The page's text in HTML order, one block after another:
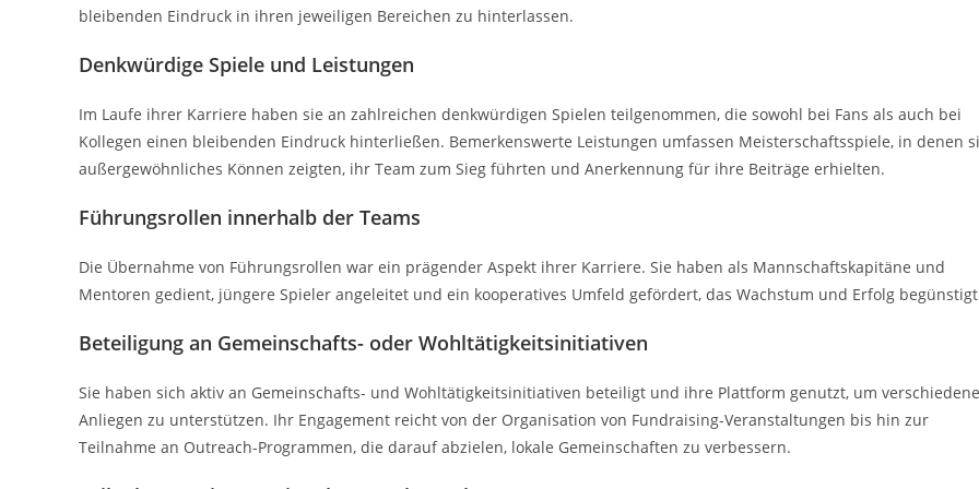
bleibenden Eindruck in ihren jeweiligen Bereichen zu hinterlassen.
Denkwürdige Spiele und Leistungen
Im Laufe ihrer Karriere haben sie an zahlreichen denkwürdigen Spielen teilgenommen, die sowohl bei Fans als auch bei
Kollegen einen bleibenden Eindruck hinterließen. Bemerkenswerte Leistungen umfassen Meisterschaftsspiele, in denen
außergewöhnliches Können zeigten, ihr Team zum Sieg führten und Anerkennung für ihre Beiträge erhielten.
Führungsrollen innerhalb der Teams
Die Übernahme von Führungsrollen war ein prägender Aspekt ihrer Karriere. Sie haben als Mannschaftskapitäne und
Mentoren gedient, jüngere Spieler angeleitet und ein kooperatives Umfeld gefördert, das Wachstum und Erfolg
Beteiligung an Gemeinschafts- oder Wohltätigkeitsinitiativen
Sie haben sich aktiv an Gemeinschafts- und Wohltätigkeitsinitiativen beteiligt und ihre Plattform genutzt, um verschiedene
Anliegen zu unterstützen. Ihr Engagement reicht von der Organisation von Fundraising-Veranstaltungen bis hin zur
Teilnahme an Outreach-Programmen, die darauf abzielen, lokale Gemeinschaften zu verbessern.